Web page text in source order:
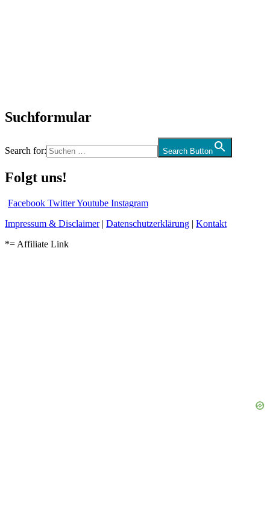
Suchformular
Search for: Search Button
Folgt uns!
Facebook TwitterYoutube Instagram
Impressum & Disclaimer| Datenschutzerklärung | Kontakt
*= Affiliate Link